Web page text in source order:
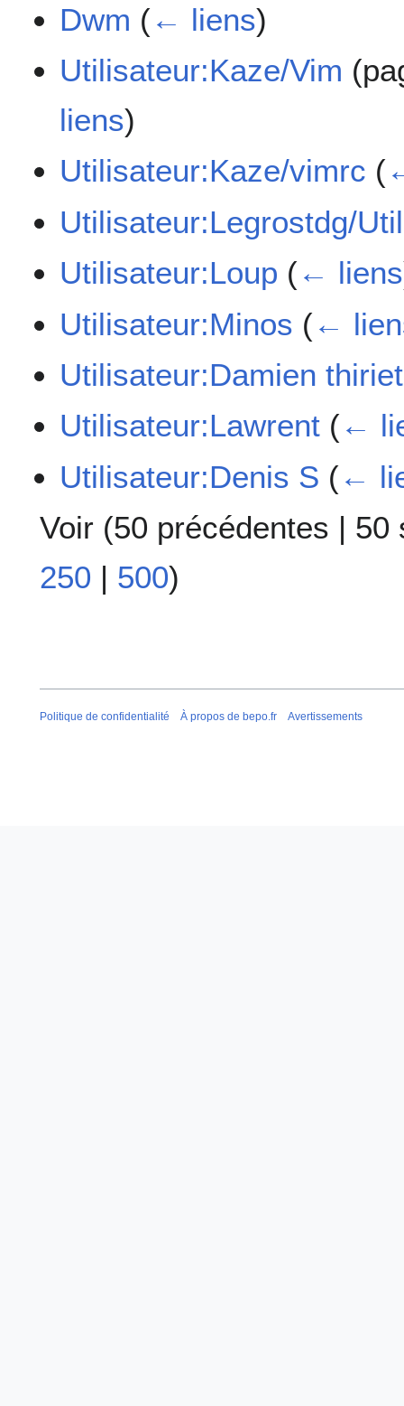
Dwm (← liens)
Utilisateur:Kaze/Vim
liens)
Utilisateur:Kaze/vimrc (
Utilisateur:Legrostdg/
Utilisateur:Loup (← liens
Utilisateur:Minos (←
Utilisateur:Damien thiriet
Utilisateur:Lawrent (←
Utilisateur:Denis S (←
Voir (50 précédentes | 50
250 | 500)
Politique de confidentialité À propos de bepo.fr Avertissements